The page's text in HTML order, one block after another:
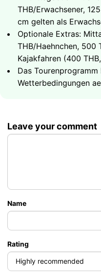
Gruppe bis zu 6 Gaeste
den ganzen Tag ueber
Gesamtdauer - 8
Gruppe bis zu 6 Gaeste
Buchten
Malerische
Lagunen des
Eintrittsgebuehr fuer
separat bezahlt: ฿
Gesamtdauer - 8
und Tauchziele
Nang Yuan - drei
atemberaubende
Kristallklares Wasser
Eintrittsgebuehr fuer
separat bezahlt: ฿
Gesamtdauer - 8
Gruppe bis zu 6 Gaeste
THB/Erwachsener,
cm gelten als
Optionale Extras:
THB/Haehnchen, 500
Kajakfahren (400
Das
Wetterbedingungen
Leave your comment
Name
Rating